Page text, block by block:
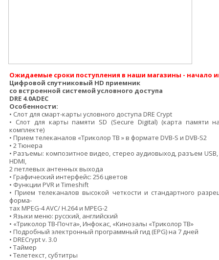
Ожидаемые сроки поступления в наши магазины - начало
Цифровой спутниковый HD приемник
со встроенной системой условного доступа
DRE 4.0ADEC
Особенности:
• Слот для смарт-карты условного доступа DRE Crypt
• Слот для карты памяти SD (Secure Digital) (карта памяти
комплекте)
• Прием телеканалов «Триколор ТВ » в формате DVB-S и DVB-S2
• 2 Тюнера
• Разъемы: композитное видео, стерео аудиовыход, разъем
HDMI,
2 петлевых антенных выхода
• Графический интерфейс: 256 цветов
• Функции PVR и Timeshift
• Прием телеканалов высокой четкости и стандартного
форма-
тах MPEG-4 AVC/ H.264 и MPEG-2
• Языки меню: русский, английский
• «Триколор ТВ-Почта», Инфокас, «Кинозалы «Триколор ТВ»
• Подробный электронный программный гид (EPG) на 7 дней
• DRECrypt v. 3.0
• Таймер
• Телетекст, субтитры